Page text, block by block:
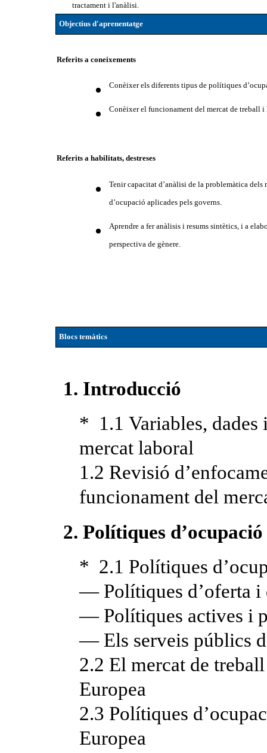
tractament i l'anàlisi.
Objectius d'aprenentatge
Referits a coneixements
Conèixer els diferents tipus de polítiques
Conèixer el funcionament del mercat de treball
Referits a habilitats, destreses
Tenir capacitat d’anàlisi de la problemàtica
d’ocupació aplicades pels governs.
Aprendre a fer anàlisis i resums sintètics, i a
perspectiva de gènere.
Blocs temàtics
1. Introducció
* 1.1 Variables, dades
mercat laboral
1.2 Revisió
funcionament del
2. Polítiques
* 2.1 Polítiques
— Polítiques d’oferta i
— Polítiques actives i
— Els serveis públics
2.2 El mercat de
Europea
2.3 Polítiques
Europea